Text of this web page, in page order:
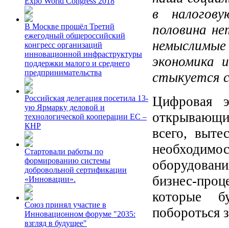
В Москве прошёл Третий
ежегодный общероссийский
конгресс организаций
инновационной инфраструктуры
поддержки малого и среднего
предпринимательства
Российская делегация посетила 13-
ую Ярмарку деловой и
технологической кооперации ЕС –
КНР
Стартовали работы по
формированию системы
добровольной сертификации
«Инновации».
Союз принял участие в
Инновационном форуме "2035:
взгляд в будущее"
в
половина
экономика
стыкуется
Цифровая
всего,
бизнес-
которые
побороться